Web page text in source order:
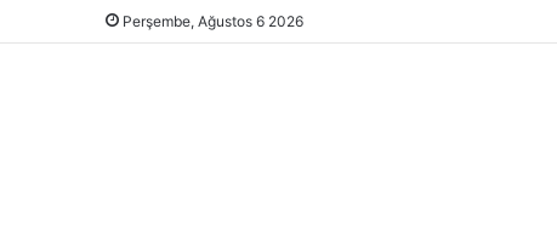
Perşembe, Ağustos 6 2026